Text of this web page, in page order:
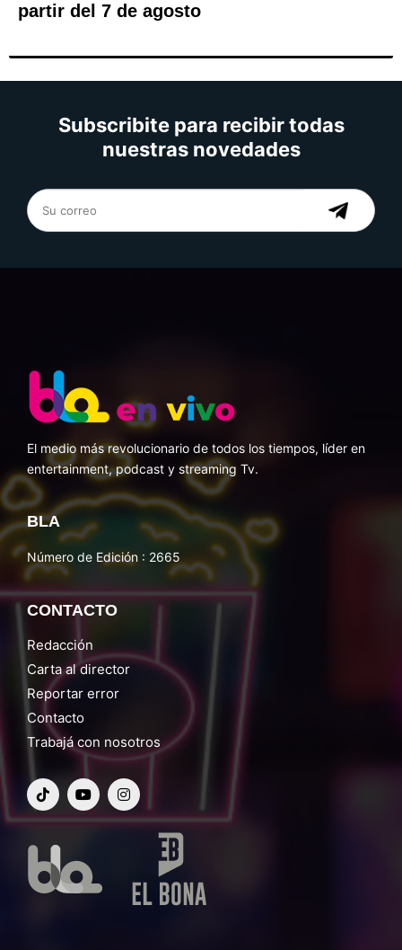
partir del 7 de agosto
Subscribite para recibir todas
nuestras novedades
El medio más revolucionario de todos los tiempos, líder en
entertainment, podcast y streaming Tv.
BLA
Número de Edición : 2665
CONTACTO
Redacción
Carta al director
Reportar error
Contacto
Trabajá con nosotros